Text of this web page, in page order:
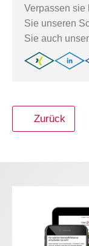
Verpassen sie
Sie unseren
Sie auch
Zurück